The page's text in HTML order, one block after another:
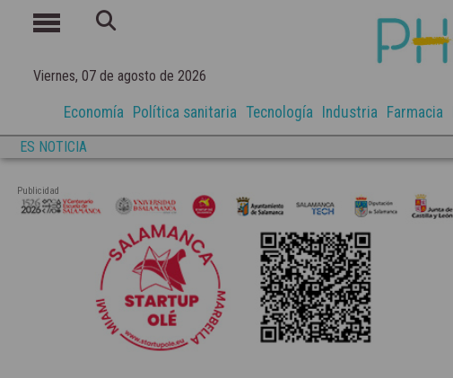
Viernes, 07 de agosto de 2026
Economía Política sanitaria Tecnología Industria Farmacia
ES NOTICIA
Publicidad